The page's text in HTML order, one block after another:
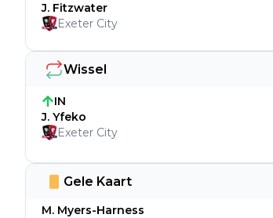
Gele Kaart
M. Myers-Harness
Wissel
IN
J. Yfeko
Exeter City
J. Fitzwater
Exeter City